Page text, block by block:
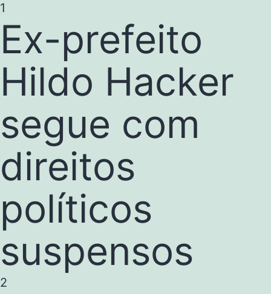
1
Ex-prefeito
Hildo Hacker
segue com
direitos
políticos
suspensos
2